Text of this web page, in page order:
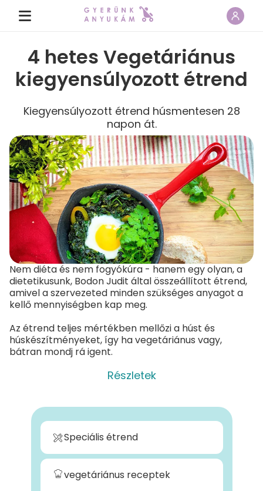
4 hetes Vegetáriánus
kiegyensúlyozott étrend
Kiegyensúlyozott étrend húsmentesen 28
napon át.
Részletek
Nem diéta és nem fogyókúra - hanem egy olyan, a
dietetikusunk, Bodon Judit által összeállított étrend,
amivel a szervezeted minden szükséges anyagot a
kellő mennyiségben kap meg.
Az étrend teljes mértékben mellőzi a húst és
húskészítményeket, így ha vegetáriánus vagy,
bátran mondj rá igent.
Speciális étrend
vegetáriánus receptek